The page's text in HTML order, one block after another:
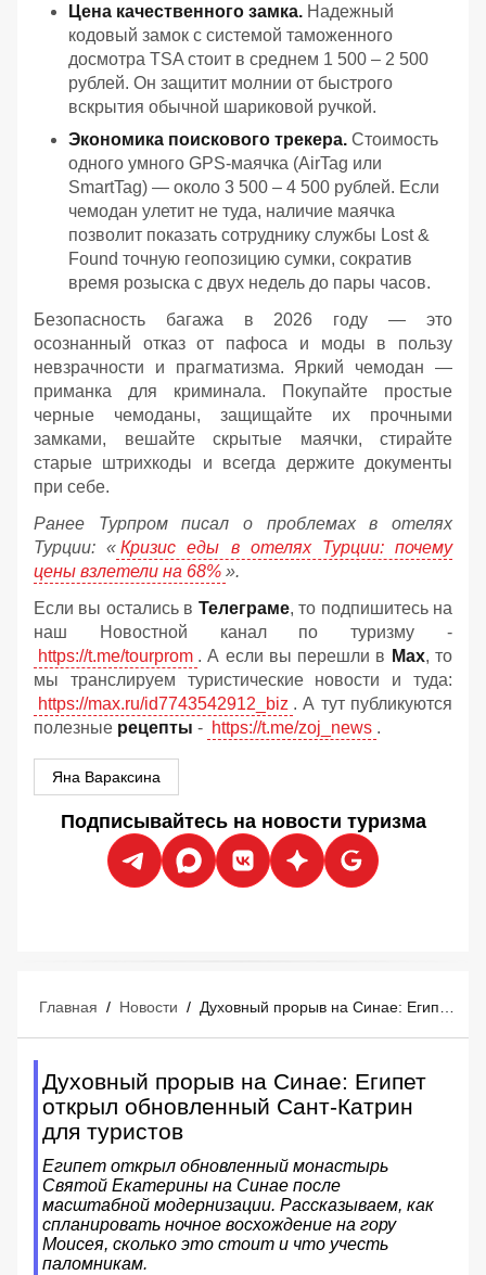
Цена качественного замка. Надежный
кодовый замок с системой таможенного
досмотра TSA стоит в среднем 1 500 – 2 500
рублей. Он защитит молнии от быстрого
вскрытия обычной шариковой ручкой.
Экономика поискового трекера. Стоимость
одного умного GPS-маячка (AirTag или
SmartTag) — около 3 500 – 4 500 рублей. Если
чемодан улетит не туда, наличие маячка
позволит показать сотруднику службы Lost &
Found точную геопозицию сумки, сократив
время розыска с двух недель до пары часов.
Безопасность багажа в 2026 году — это
осознанный отказ от пафоса и моды в пользу
невзрачности и прагматизма. Яркий чемодан —
приманка для криминала. Покупайте простые
черные чемоданы, защищайте их прочными
замками, вешайте скрытые маячки, стирайте
старые штрихкоды и всегда держите документы
при себе.
Ранее Турпром писал о проблемах в отелях
Турции: « Кризис еды в отелях Турции: почему
цены взлетели на 68% ».
Если вы остались в Телеграме, то подпишитесь на
наш Новостной канал по туризму -
https://t.me/tourprom . А если вы перешли в Мах, то
мы транслируем туристические новости и туда:
https://max.ru/id7743542912_biz . А тут публикуются
полезные рецепты - https://t.me/zoj_news .
Яна Вараксина
Подписывайтесь на новости туризма
Главная / Новости / Духовный прорыв на Синае: Египет открыл обновленный Сант-Катрин для туристов
Духовный прорыв на Синае: Египет
открыл обновленный Сант-Катрин
для туристов
Египет открыл обновленный монастырь
Святой Екатерины на Синае после
масштабной модернизации. Рассказываем, как
спланировать ночное восхождение на гору
Моисея, сколько это стоит и что учесть
паломникам.